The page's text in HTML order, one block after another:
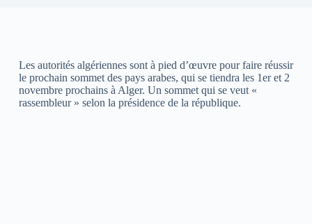
Les autorités algériennes sont à pied d’œuvre pour faire réussir
le prochain sommet des pays arabes, qui se tiendra les 1er et 2
novembre prochains à Alger. Un sommet qui se veut «
rassembleur » selon la présidence de la république.